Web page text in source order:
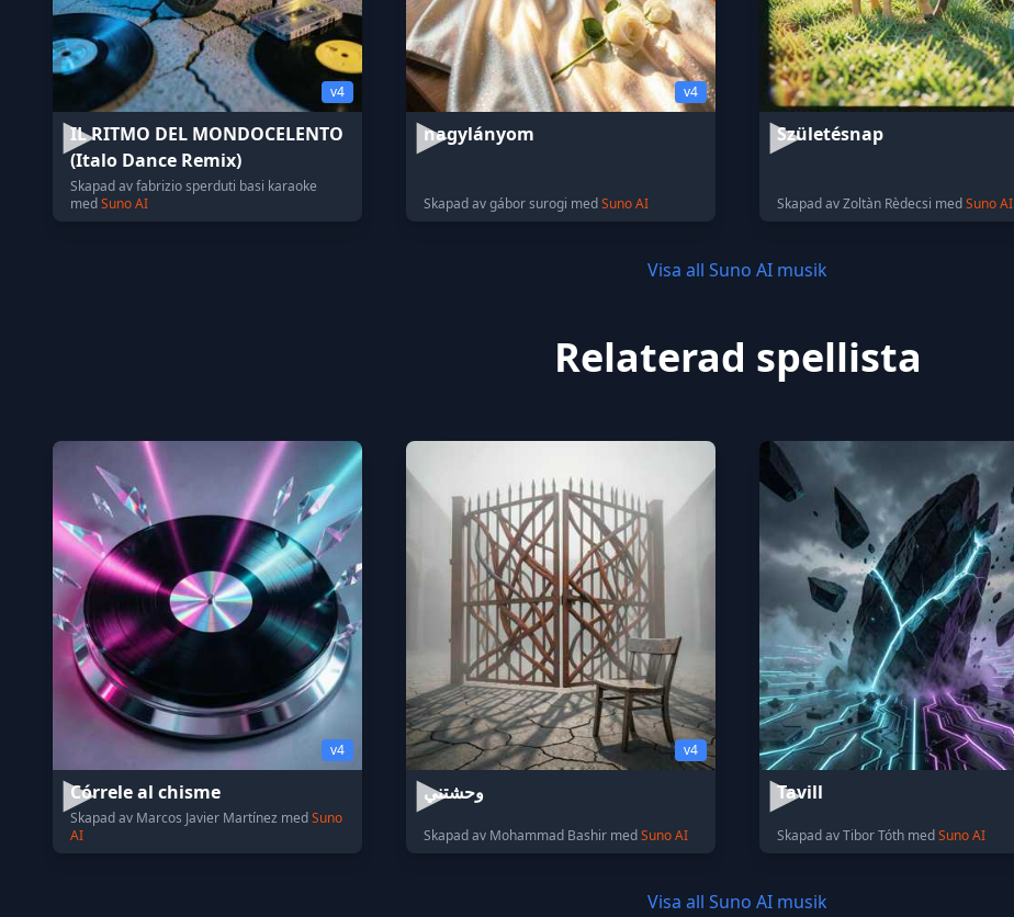
v4
IL RITMO DEL MONDOCELENTO
(Italo Dance Remix)
Skapad av fabrizio sperduti basi karaoke
medSuno AI
v4
nagylányom
Skapad av gábor surogi medSuno AI
Születésnap
Skapad av Zoltàn Rèdecsi medSuno AI
Visa all Suno AI musik
Relaterad spellista
v4
Córrele al chisme
Skapad av Marcos Javier Martínez medSuno
AI
v4
وحشتني
Skapad av Mohammad Bashir medSuno AI
Tavill
Skapad av Tibor Tóth medSuno AI
Visa all Suno AI musik